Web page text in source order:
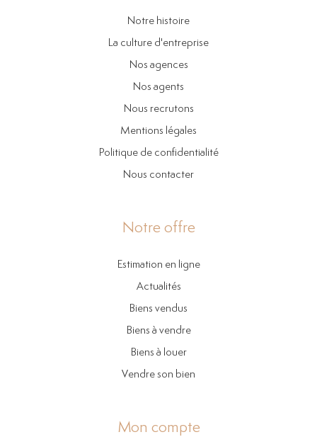
Notre histoire
La culture d'entreprise
Nos agences
Nos agents
Nous recrutons
Mentions légales
Politique de confidentialité
Nous contacter
Notre offre
Estimation en ligne
Actualités
Biens vendus
Biens à vendre
Biens à louer
Vendre son bien
Mon compte